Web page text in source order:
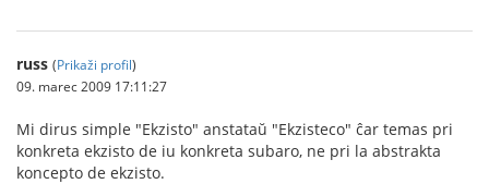
russ (Prikaži profil)
09. marec 2009 17:11:27
Mi dirus simple "Ekzisto" anstataŭ "Ekzisteco" ĉar temas pri
konkreta ekzisto de iu konkreta subaro, ne pri la abstrakta
koncepto de ekzisto.